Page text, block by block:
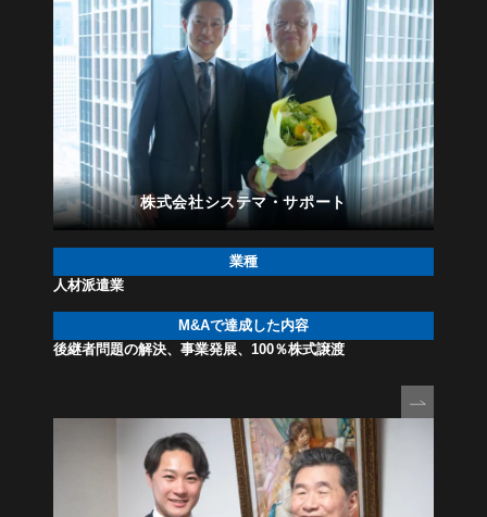
株式会社システマ・サポート
業種
人材派遣業
M&Aで達成した内容
後継者問題の解決、事業発展、100％株式譲渡